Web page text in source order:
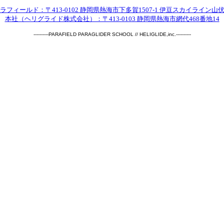
フィールド：〒413-0102 静岡県熱海市下多賀1507-1 伊豆スカイライン山
本社（ヘリグライド株式会社）：〒413-0103 静岡県熱海市網代468番地14
----------PARAFIELD PARAGLIDER SCHOOL // HELIGLIDE,inc.----------